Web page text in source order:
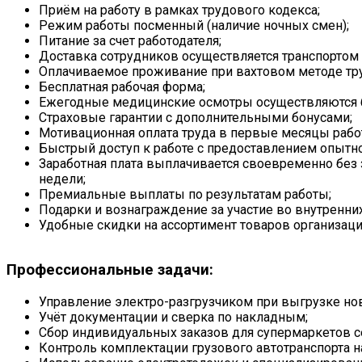
Приём на работу в рамках трудового кодекса;
Режим работы посменный (наличие ночных смен);
Питание за счет работодателя;
Доставка сотрудников осуществляется транспортом
Оплачиваемое проживание при вахтовом методе
Бесплатная рабочая форма;
Ежегодные медицинские осмотры осуществляются
Страховые гарантии с дополнительными бонусами;
Мотивационная оплата труда в первые месяцы
Быстрый доступ к работе с предоставлением
Заработная плата выплачивается своевременно
недели;
Премиальные выплаты по результатам работы;
Подарки и вознаграждение за участие во
Удобные скидки на ассортимент товаров
Профессиональные задачи:
Управление электро-разгрузчиком при выгрузке
Учёт документации и сверка по накладным;
Сбор индивидуальных заказов для супермаркетов
Контроль комплектации грузового автотранспорта